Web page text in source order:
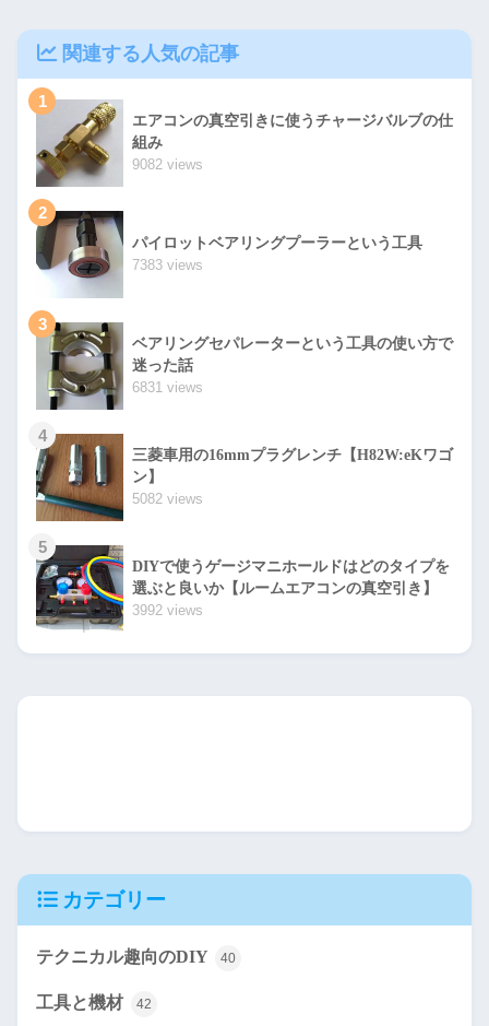
関連する人気の記事
1
エアコンの真空引きに使うチャージバルブの仕
組み
9082 views
2
パイロットベアリングプーラーという工具
7383 views
3
ベアリングセパレーターという工具の使い方で
迷った話
6831 views
4
三菱車用の16mmプラグレンチ【H82W:eKワゴ
ン】
5082 views
5
DIYで使うゲージマニホールドはどのタイプを
選ぶと良いか【ルームエアコンの真空引き】
3992 views
カテゴリー
テクニカル趣向のDIY 40
工具と機材 42